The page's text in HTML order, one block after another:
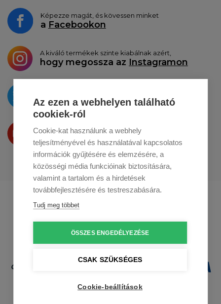
Képezze magát, és kövessen minket
a Facebookon
A kiváló termékek szinte kiabálnak azért,
hogy megossza az Instagramon
a Twitterentesszük közzé
Termékeinket
a Youtube-on is bemutatjuk
Profikuchar.sk
Profikuchař.cz
Az ezen a webhelyen található
cookiek-ról
Cookie-kat használunk a webhely
teljesítményével és használatával kapcsolatos
információk gyűjtésére és elemzésére, a
közösségi média funkcióinak biztosítására,
valamint a tartalom és a hirdetések
továbbfejlesztésére és testreszabására.
Tudj meg többet
ÖSSZES ENGEDÉLYEZÉSE
CSAK SZÜKSÉGES
Cookie-beállítások